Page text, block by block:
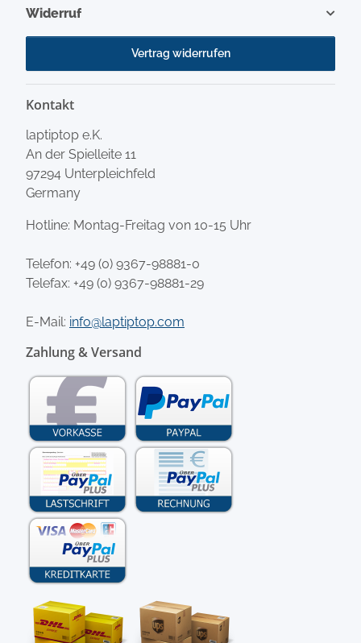
Widerruf
Vertrag widerrufen
Kontakt
laptiptop e.K.
An der Spielleite 11
97294 Unterpleichfeld
Germany
Hotline: Montag-Freitag von 10-15 Uhr
Telefon: +49 (0) 9367-98881-0
Telefax: +49 (0) 9367-98881-29
E-Mail: info@laptiptop.com
Zahlung & Versand